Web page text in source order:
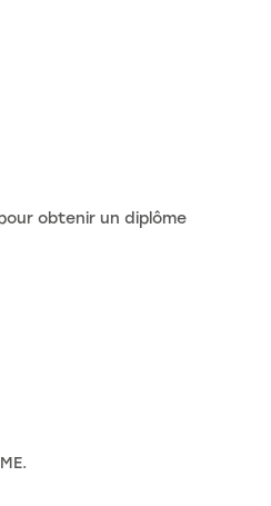
obtenir un diplôme